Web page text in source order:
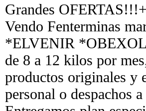
Grandes
Vendo Fenterminas
*ELVENIR
de 8 a 12 kilos por
productos originales y
personal o despachos